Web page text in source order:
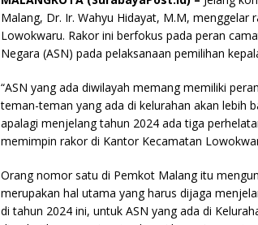
Malang, Dr. Ir. Wahyu Hidayat, M.M,
Lowokwaru. Rakor ini berfokus pada peran
Negara (ASN) pada pelaksanaan pemilihan
“ASN yang ada diwilayah memang memiliki
teman-teman yang ada di kelurahan akan lebih
apalagi menjelang tahun 2024 ada tiga
memimpin rakor di Kantor Kecamatan
Orang nomor satu di Pemkot Malang itu
merupakan hal utama yang harus dijaga
di tahun 2024 ini, untuk ASN yang ada di